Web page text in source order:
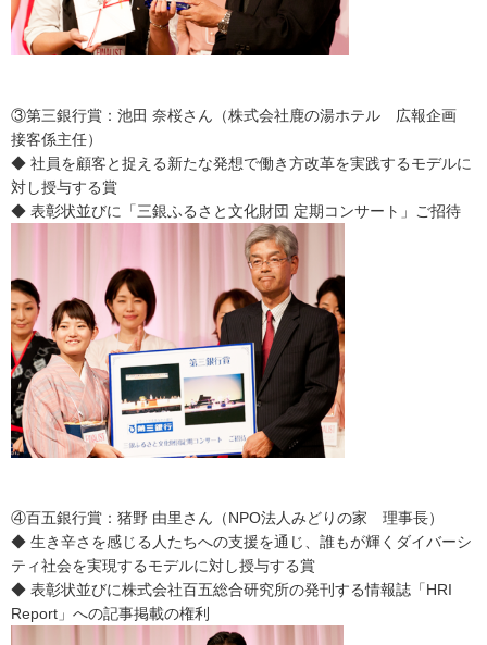
③第三銀行賞：池田 奈桜さん（株式会社鹿の湯ホテル 広報企画
接客係主任）
◆ 社員を顧客と捉える新たな発想で働き方改革を実践するモデルに
対し授与する賞
◆ 表彰状並びに「三銀ふるさと文化財団 定期コンサート」ご招待
④百五銀行賞：猪野 由里さん（NPO法人みどりの家 理事長）
◆ 生き辛さを感じる人たちへの支援を通じ、誰もが輝くダイバーシ
ティ社会を実現するモデルに対し授与する賞
◆ 表彰状並びに株式会社百五総合研究所の発刊する情報誌「HRI
Report」への記事掲載の権利